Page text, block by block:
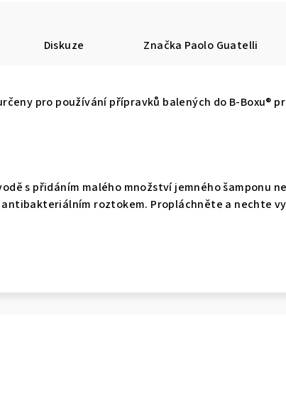
Diskuze Značka Paolo Guatelli
pro používání přípravků balených do B-Boxu®
s přidáním malého množství jemného šamponu
roztokem. Propláchněte a nechte